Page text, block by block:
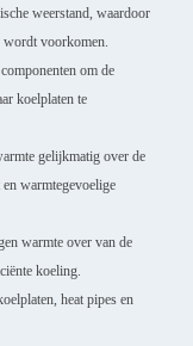
weerstand, waardoor
voorkomen.
om de
koelplaten te
gelijkmatig over de
warmtegevoelige
warmte over van de
koeling.
heat pipes en